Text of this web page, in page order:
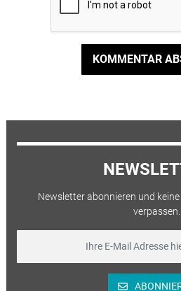
KOMMENTAR
Newsletter abonnieren und
verpassen.